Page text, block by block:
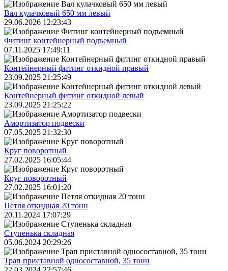
Вал кулачковый 650 мм левый
29.06.2026 12:23:43
Фитинг контейнерный подъемный
07.11.2025 17:49:11
Контейнерный фитинг откидной правый
23.09.2025 21:25:49
Контейнерный фитинг откидной левый
23.09.2025 21:25:22
Амортизатор подвески
07.05.2025 21:32:30
Круг поворотный
27.02.2025 16:05:44
Круг поворотный
27.02.2025 16:01:20
Петля откидная 20 тонн
20.11.2024 17:07:29
Ступенька складная
05.06.2024 20:29:26
Трап приставной односоставной, 35 тонн